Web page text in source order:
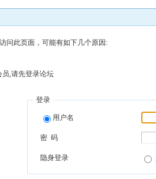
问此页面，可能有如下几个原因:
,请先登录论坛
登录
用户名
密 码
隐身登录